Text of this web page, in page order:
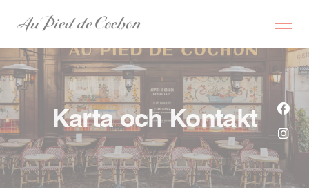
Karta och Kontakt